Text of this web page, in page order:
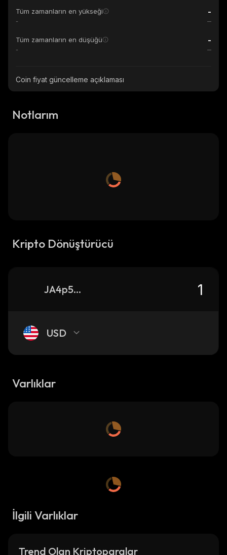
Tüm zamanların en yükseği -
-
Tüm zamanların en düşüğü -
-
Coin fiyat güncelleme açıklaması
Notlarım
Kripto Dönüştürücü
JA4p5Q3tpwH6un8MqpjJjM2Jw38n3WBk9jM29F2941Tg_solana
USD
Varlıklar
İlgili Varlıklar
Trend Olan Kriptoparalar